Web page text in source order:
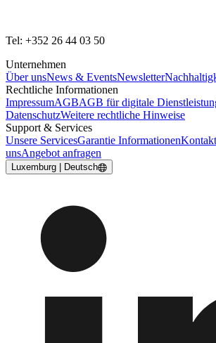
Tel: +352 26 44 03 50
Unternehmen
Über unsNews & EventsNewsletter
Rechtliche Informationen
ImpressumAGBAGB für digitale
DatenschutzWeitere rechtliche Hinweise
Support & Services
Unsere ServicesGarantie Informationen
unsAngebot anfragen
Luxemburg | Deutsch